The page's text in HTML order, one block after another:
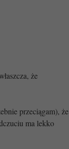
że
przeciągam), że
ma lekko